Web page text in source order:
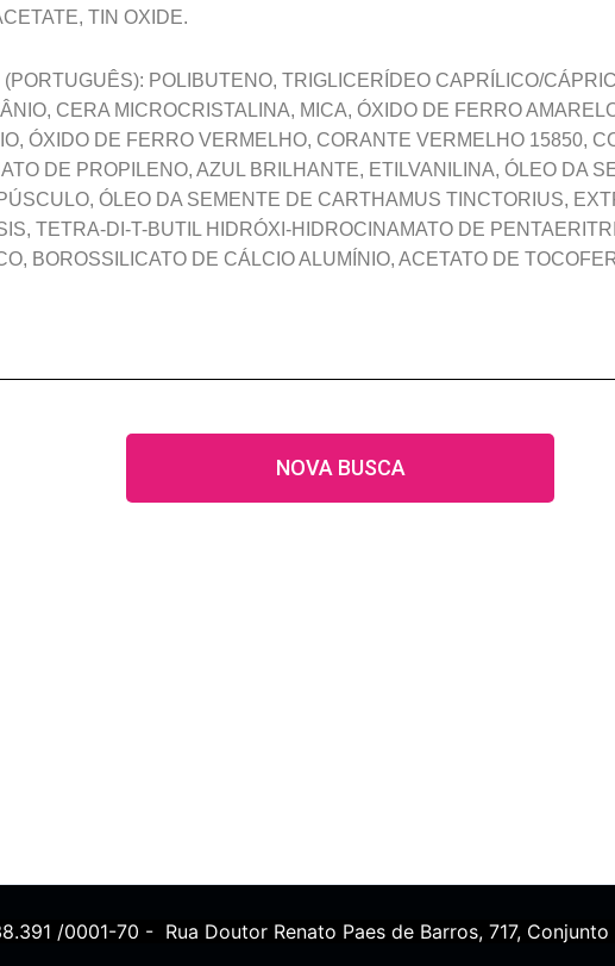
TIN OXIDE.
(PORTUGUÊS): POLIBUTENO, TRIGLICERÍDEO CAPRÍLICO/
CERA MICROCRISTALINA, MICA, ÓXIDO DE FERRO
ÓXIDO DE FERRO VERMELHO, CORANTE VERMELHO 15850,
DE PROPILENO, AZUL BRILHANTE, ETILVANILINA, ÓLEO DA
ÓLEO DA SEMENTE DE CARTHAMUS TINCTORIUS,
TETRA-DI-T-BUTIL HIDRÓXI-HIDROCINAMATO DE
BOROSSILICATO DE CÁLCIO ALUMÍNIO, ACETATO DE
NOVA BUSCA
/0001-70 - Rua Doutor Renato Paes de Barros, 717,